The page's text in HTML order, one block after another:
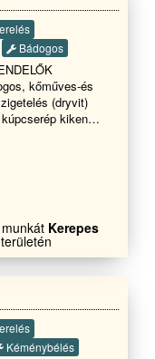
Bádogos
kőműves-és
(dryvit)
kikenés,
Kerepes
területén
Kéménybélés